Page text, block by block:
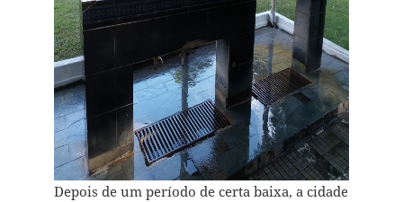
Depois de um período de certa baixa, a cidade